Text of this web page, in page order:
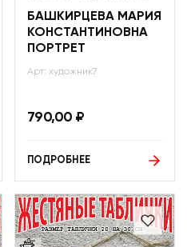
БАШКИРЦЕВА МАРИЯ
КОНСТАНТИНОВНА
ПОРТРЕТ
Арт: художник7
790,00 ₽
ПОДРОБНЕЕ